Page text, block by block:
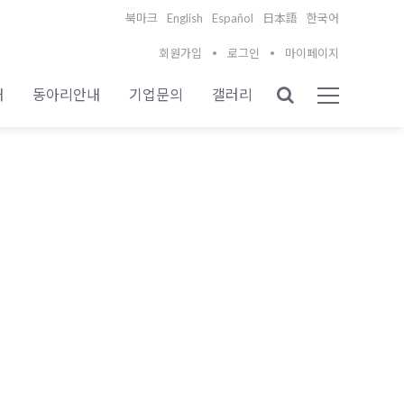
북마크 English Español 日本語 한국어
회원가입 로그인 마이페이지
동아리안내 기업문의 갤러리